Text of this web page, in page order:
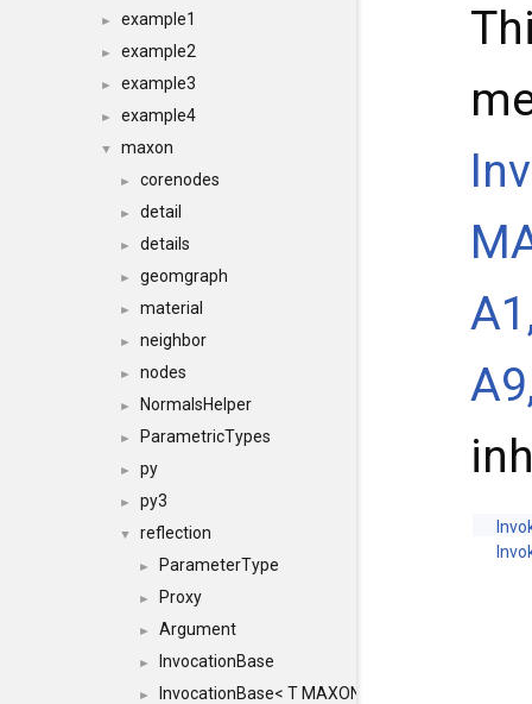
► example1
► example2
► example3
► example4
▼ maxon
► corenodes
► detail
► details
► geomgraph
► material
► neighbor
► nodes
► NormalsHelper
► ParametricTypes
► py
► py3
▼ reflection
► ParameterType
► Proxy
► Argument
► InvocationBase
► InvocationBase< T